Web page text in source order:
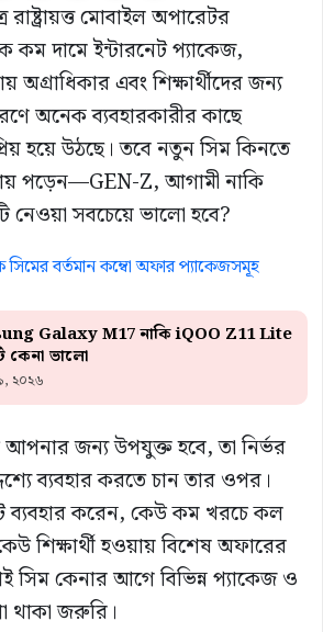
মোবাইল অপারেটর
দামে ইন্টারনেট প্যাকেজ,
অগ্রাধিকার এবং শিক্ষার্থীদের জন্য
অনেক ব্যবহারকারীর কাছে
হয়ে উঠছে। তবে নতুন সিম কিনতে
পড়েন—GEN-Z, আগামী নাকি
নেওয়া সবচেয়ে ভালো হবে?
সিমের বর্তমান কম্বো অফার প্যাকেজসমূহ
Galaxy M17 নাকি iQOO Z11 Lite
কেনা ভালো
২০২৬
জন্য উপযুক্ত হবে, তা নির্ভর
ব্যবহার করতে চান তার ওপর।
ব্যবহার করেন, কেউ কম খরচে কল
শিক্ষার্থী হওয়ায় বিশেষ অফারের
সিম কেনার আগে বিভিন্ন প্যাকেজ ও
থাকা জরুরি।